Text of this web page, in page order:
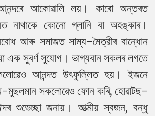
আকোৱালি লয়। কাৰো অন্তৰত
নাথাকে কোনো গ্লানি বা অহঙ্কাৰ।
আৰু সমাজত সাম্য-মৈত্রীৰ বান্ধোন
এক সুবর্ণ সুযোগ। ভাগ্যবান সকলৰ লগতে
আনন্দত উৎফুল্লিত হয়। ইজনে
সকলোৱেও ফোন কৰি, হোৱাটছ-
শুভেচ্ছা জনায়। আত্মীয় স্বজন, বন্ধু